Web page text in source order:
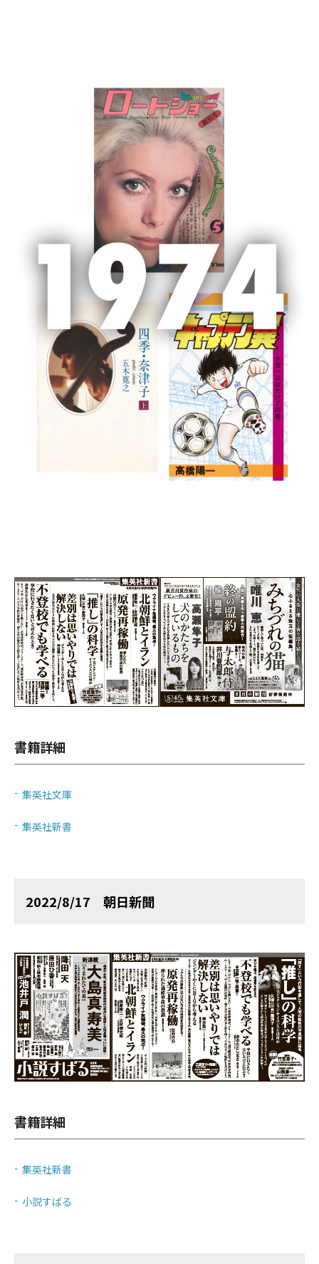
新聞広告
2022/8/19 朝日新聞・読売新聞・産経新
聞・聖教新聞
書籍詳細
書籍詳細
集英社文庫
集英社新書
2022/8/17 朝日新聞
書籍詳細
集英社新書
小説すばる